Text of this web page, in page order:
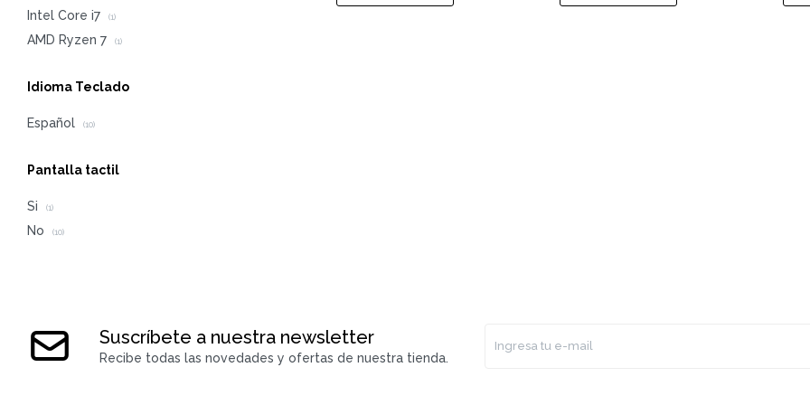
Intel Core i7 (1)
AMD Ryzen 7 (1)
Idioma Teclado
Español (10)
Pantalla tactil
Si (1)
No (10)
Suscríbete a nuestra newsletter
Recibe todas las novedades y ofertas de nuestra tienda.